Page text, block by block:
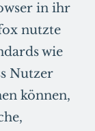
in ihr
nutzte
wie
Nutzer
können,